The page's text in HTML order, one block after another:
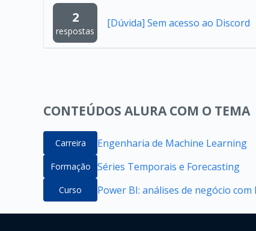
2
respostas
[Dúvida] Sem acesso ao Discord
CONTEÚDOS ALURA COM O TEMA
Carreira Engenharia de Machine Learning
Formação Séries Temporais e Forecasting
Curso Power BI: análises de negócio